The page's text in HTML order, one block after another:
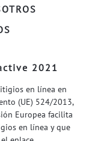
2021
en línea en
(UE) 524/2013,
Europea facilita
en línea y que